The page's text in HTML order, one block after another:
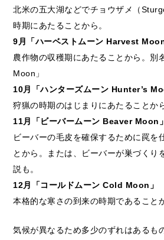
北米の五大湖などでチョウザメ（
時期にあたることから。
9月「ハーベストムーン Harvest Moon
農作物の収穫期にあたることから。別
Moon」
10月「ハンターズムーン Hunter’s
狩猟の時期のはじまりにあたることか
11月「ビーバームーン Beaver Moon」
ビーバーの毛皮を確保するために罠を
とから。または、ビーバーが巣づくり
説も。
12月「コールドムーン Cold Moon」
本格的な寒さの到来の時期であること
気候が異なるため多少のずれはあるも